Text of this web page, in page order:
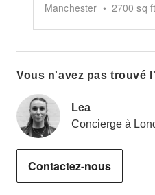
Manchester • 2700 sq ft
Vous n'avez pas trouvé
Lea
Concierge à
Contactez-nous